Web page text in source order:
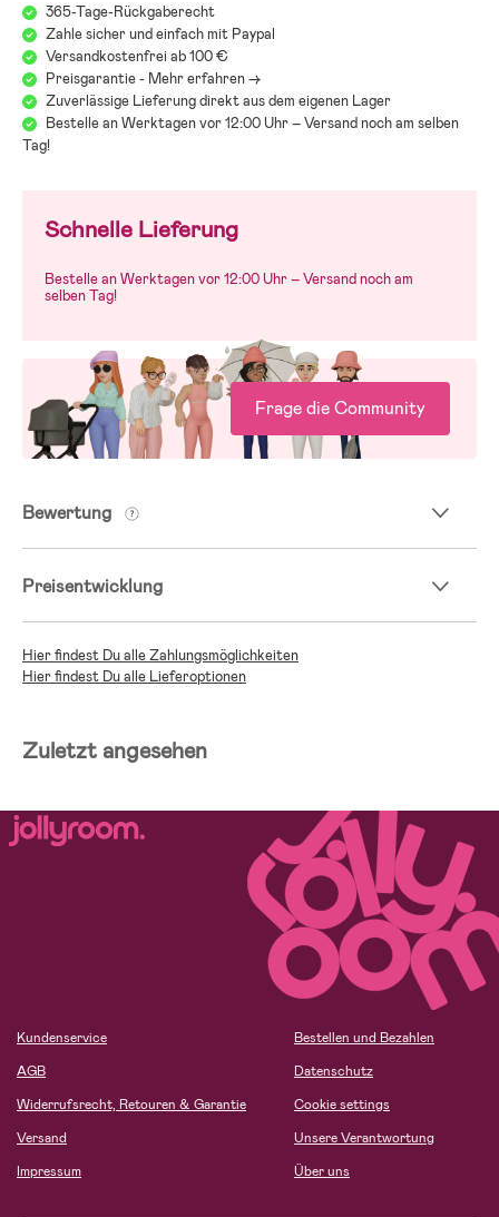
365-Tage-Rückgaberecht
Zahle sicher und einfach mit Paypal
Versandkostenfrei ab 100 €
Preisgarantie - Mehr erfahren ->
Zuverlässige Lieferung direkt aus dem eigenen Lager
Bestelle an Werktagen vor 12:00 Uhr – Versand noch am selben
Tag!
Schnelle Lieferung
Bestelle an Werktagen vor 12:00 Uhr – Versand noch am
selben Tag!
Frage die Community
Bewertung
Preisentwicklung
Hier findest Du alle Zahlungsmöglichkeiten
Hier findest Du alle Lieferoptionen
Zuletzt angesehen
Kundenservice
AGB
Widerrufsrecht, Retouren & Garantie
Versand
Impressum
Bestellen und Bezahlen
Datenschutz
Cookie settings
Unsere Verantwortung
Über uns